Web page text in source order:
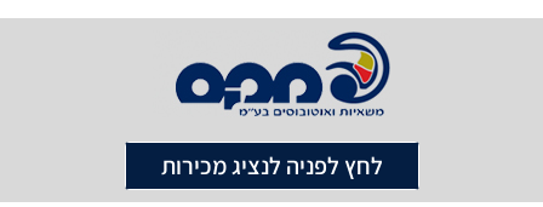
לחץ לפניה לנציג מכירות